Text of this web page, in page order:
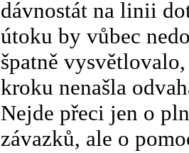
dávnostát na linii
útoku by vůbec
špatně
kroku nenašla
Nejde přeci jen o
závazků, ale o